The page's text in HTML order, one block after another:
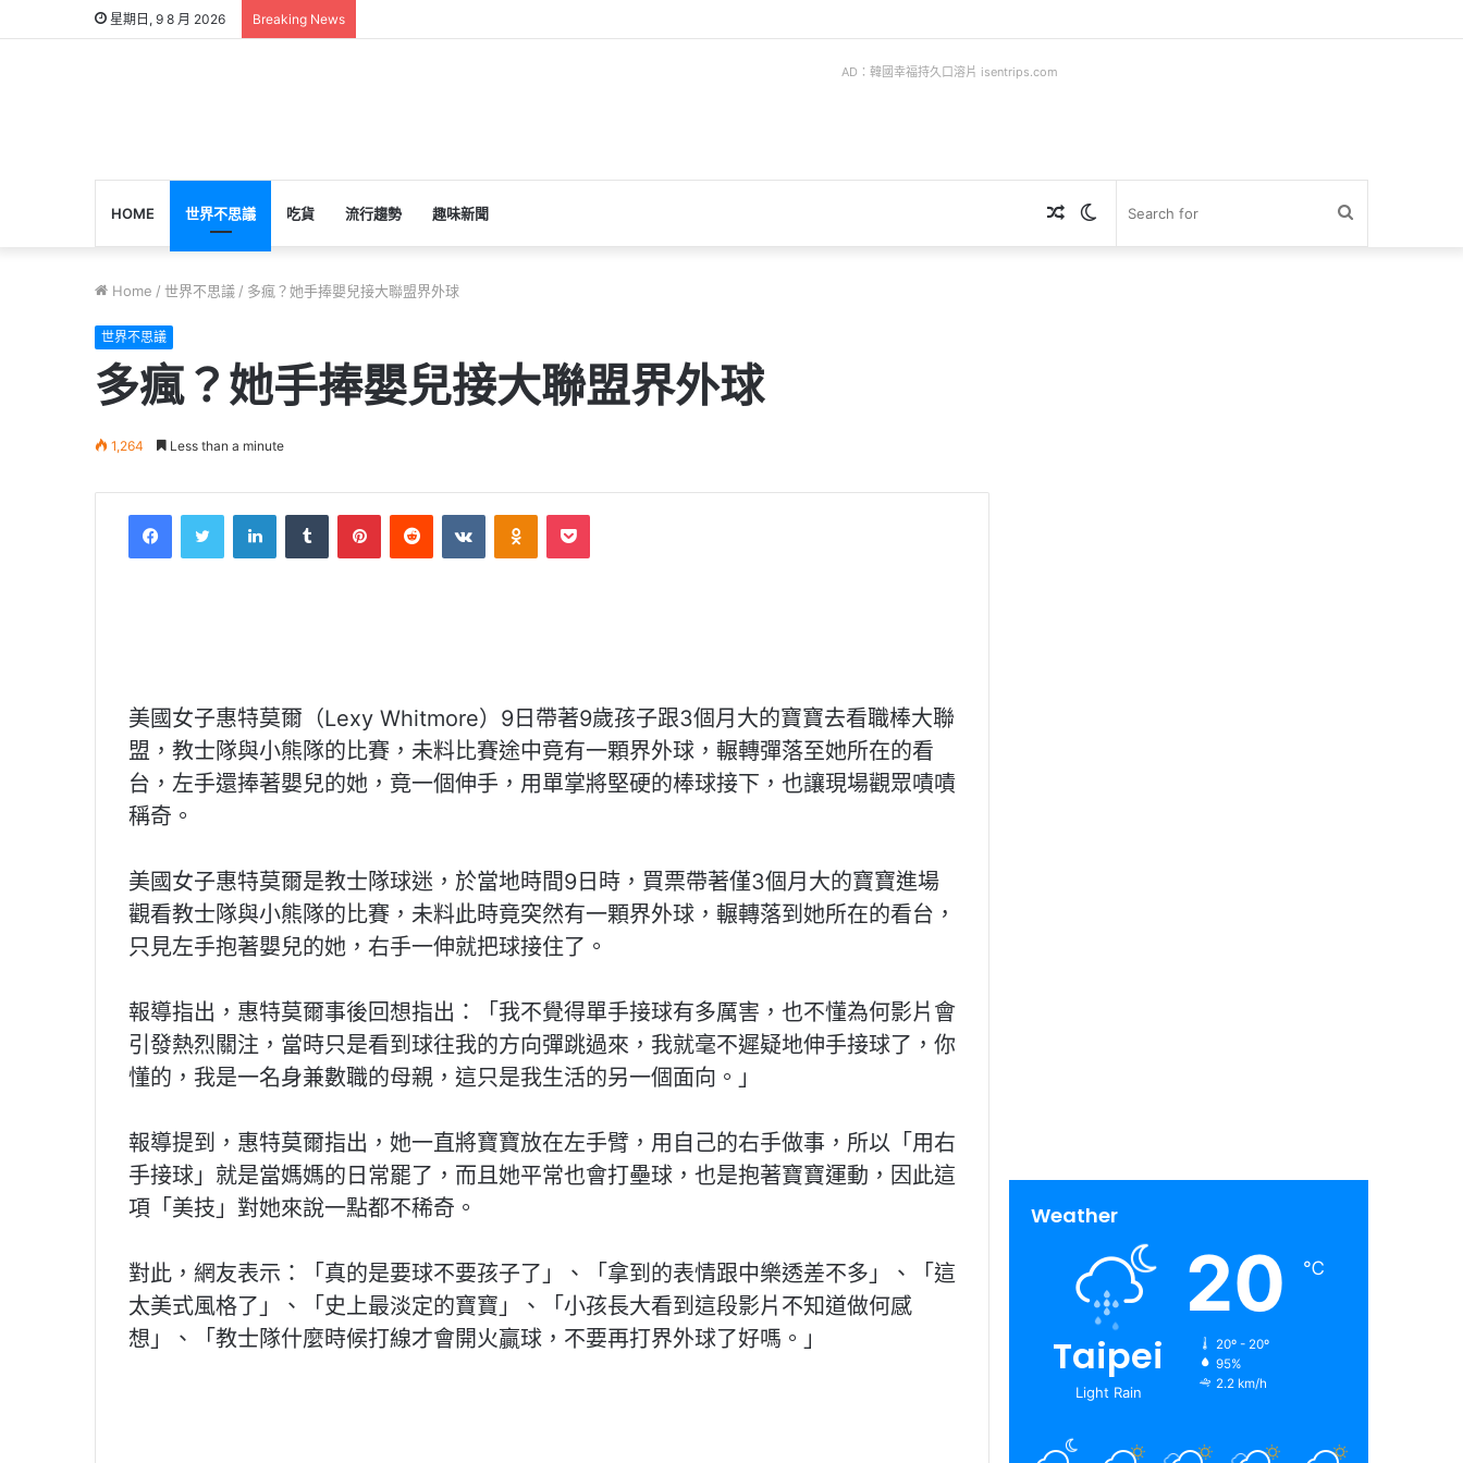
星期日, 9 8 月 2026 Breaking News
AD：韓國幸福持久口溶片 isentrips.com
HOME 世界不思議 吃貨 流行趨勢 趣味新聞 Switch
Random
Home / 世界不思議 / 多瘋？她手捧嬰兒接大聯盟界外球
世界不思議
多瘋？她手捧嬰兒接大聯盟界外球
1,264 Less than a minute
FacebookTwitter LinkedInTumblr PinterestReddit VKontakteOdnoklassniki
Pocket
美國女子惠特莫爾（Lexy Whitmore）9日帶著9歲孩子跟3個月大的寶寶去看職棒大聯
盟，教士隊與小熊隊的比賽，未料比賽途中竟有一顆界外球，輾轉彈落至她所在的看
台，左手還捧著嬰兒的她，竟一個伸手，用單掌將堅硬的棒球接下，也讓現場觀眾嘖嘖
稱奇。
美國女子惠特莫爾是教士隊球迷，於當地時間9日時，買票帶著僅3個月大的寶寶進場
觀看教士隊與小熊隊的比賽，未料此時竟突然有一顆界外球，輾轉落到她所在的看台，
只見左手抱著嬰兒的她，右手一伸就把球接住了。
報導指出，惠特莫爾事後回想指出：「我不覺得單手接球有多厲害，也不懂為何影片會
引發熱烈關注，當時只是看到球往我的方向彈跳過來，我就毫不遲疑地伸手接球了，你
懂的，我是一名身兼數職的母親，這只是我生活的另一個面向。」
報導提到，惠特莫爾指出，她一直將寶寶放在左手臂，用自己的右手做事，所以「用右
手接球」就是當媽媽的日常罷了，而且她平常也會打壘球，也是抱著寶寶運動，因此這
項「美技」對她來說一點都不稀奇。
對此，網友表示：「真的是要球不要孩子了」、「拿到的表情跟中樂透差不多」、「這
太美式風格了」、「史上最淡定的寶寶」、「小孩長大看到這段影片不知道做何感
想」、「教士隊什麼時候打線才會開火贏球，不要再打界外球了好嗎。」
Weather
Taipei
Light Rain
20 ℃
20º - 20º
95%
2.2 km/h